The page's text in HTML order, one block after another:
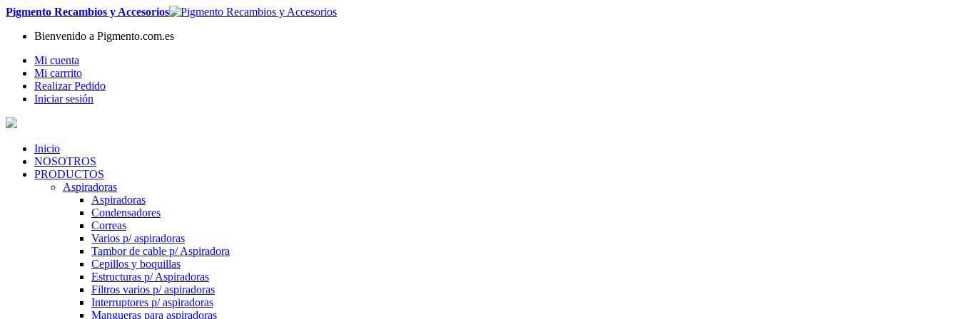
Pigmento Recambios y Accesorios
Bienvenido a Pigmento.com.es
Mi cuenta
Mi carrrito
Realizar Pedido
Iniciar sesión
Inicio
NOSOTROS
PRODUCTOS
Aspiradoras
Aspiradoras
Condensadores
Correas
Varios p/ aspiradoras
Tambor de cable p/ Aspiradora
Cepillos y boquillas
Estructuras p/ Aspiradoras
Filtros varios p/ aspiradoras
Interruptores p/ aspiradoras
Mangueras para aspiradoras